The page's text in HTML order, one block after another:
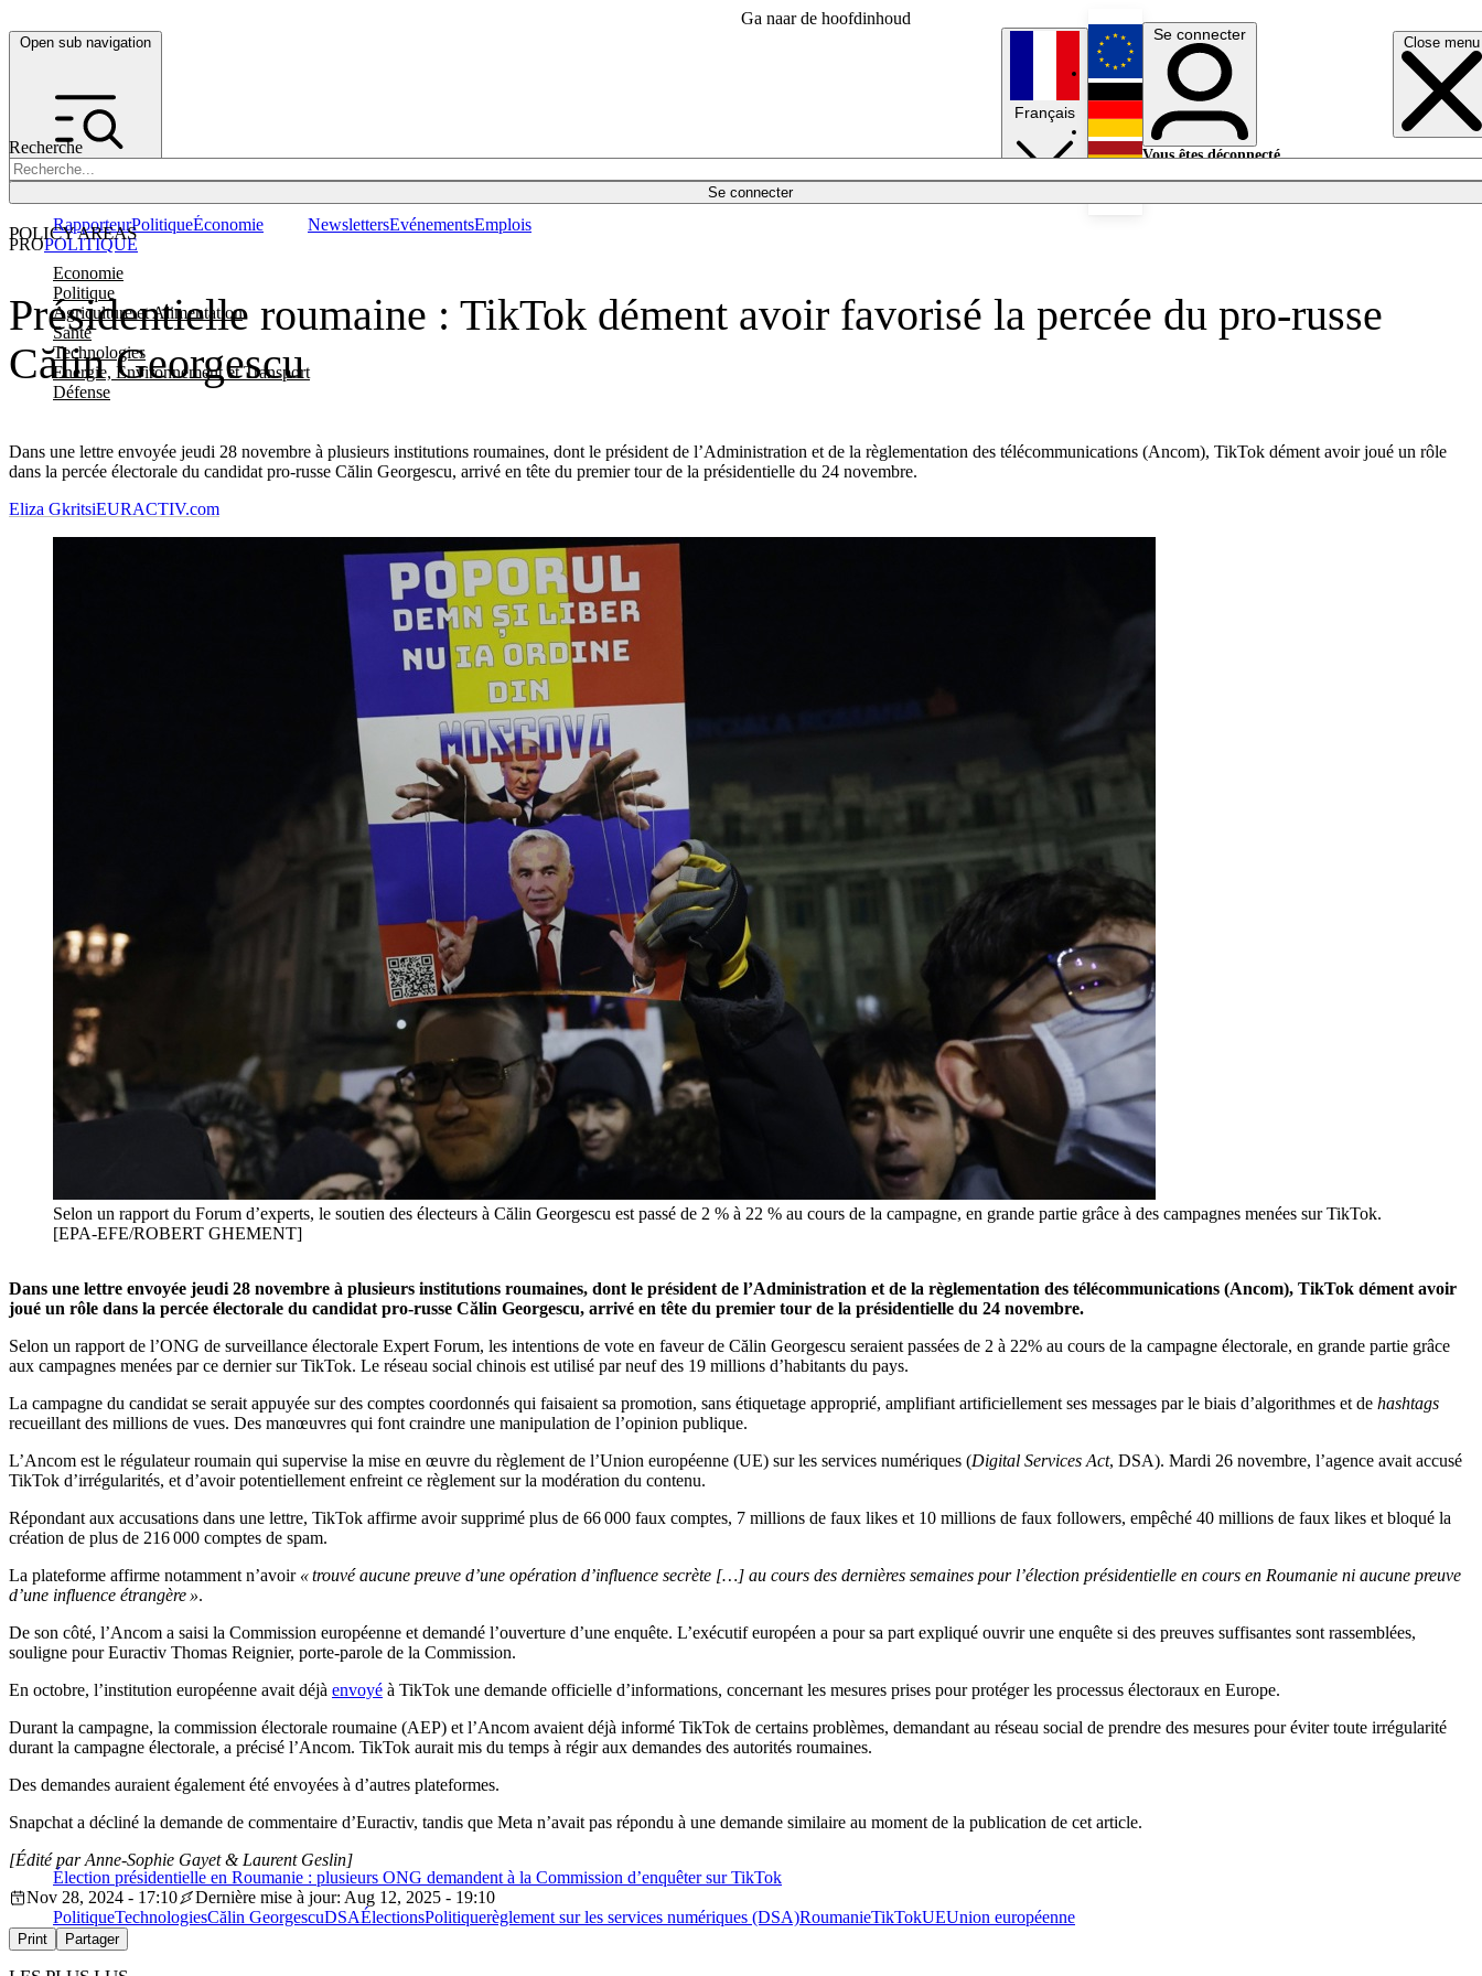
Ga naar de hoofdinhoud
Open sub navigation Close menu
Recherche
Se connecter
POLICY AREAS
Economie
Politique
Agriculture et Alimentation
Santé
Technologies
Energie, Environnement et Transport
Défense
RapporteurPolitiqueÉconomie NewslettersEvénementsEmplois
Français
English
Deutsch
Se connecter
Vous êtes déconnecté.
Présidentielle roumaine : TikTok dément avoir favorisé la percée du pro-russe
Călin Georgescu
Dans une lettre envoyée jeudi 28 novembre à plusieurs institutions roumaines, dont le président de l’Administration et de la règlementation des télécommunications (Ancom), TikTok dément avoir joué un rôle
dans la percée électorale du candidat pro-russe Călin Georgescu, arrivé en tête du premier tour de la présidentielle du 24 novembre.
PROPOLITIQUE
Eliza GkritsiEURACTIV.com
Selon un rapport du Forum d’experts, le soutien des électeurs à Călin Georgescu est passé de 2 % à 22 % au cours de la campagne, en grande partie grâce à des campagnes menées sur TikTok.
[EPA-EFE/ROBERT GHEMENT]
Dans une lettre envoyée jeudi 28 novembre à plusieurs institutions roumaines, dont le président de l’Administration et de la règlementation des télécommunications (Ancom), TikTok dément avoir
joué un rôle dans la percée électorale du candidat pro-russe Călin Georgescu, arrivé en tête du premier tour de la présidentielle du 24 novembre.
Selon un rapport de l’ONG de surveillance électorale Expert Forum, les intentions de vote en faveur de Călin Georgescu seraient passées de 2 à 22% au cours de la campagne électorale, en grande partie grâce
aux campagnes menées par ce dernier sur TikTok. Le réseau social chinois est utilisé par neuf des 19 millions d’habitants du pays.
La campagne du candidat se serait appuyée sur des comptes coordonnés qui faisaient sa promotion, sans étiquetage approprié, amplifiant artificiellement ses messages par le biais d’algorithmes et de hashtags
recueillant des millions de vues. Des manœuvres qui font craindre une manipulation de l’opinion publique.
L’Ancom est le régulateur roumain qui supervise la mise en œuvre du règlement de l’Union européenne (UE) sur les services numériques (Digital Services Act, DSA). Mardi 26 novembre, l’agence avait accusé
TikTok d’irrégularités, et d’avoir potentiellement enfreint ce règlement sur la modération du contenu.
Répondant aux accusations dans une lettre, TikTok affirme avoir supprimé plus de 66 000 faux comptes, 7 millions de faux likes et 10 millions de faux followers, empêché 40 millions de faux likes et bloqué la
création de plus de 216 000 comptes de spam.
La plateforme affirme notamment n’avoir « trouvé aucune preuve d’une opération d’influence secrète […] au cours des dernières semaines pour l’élection présidentielle en cours en Roumanie ni aucune preuve
d’une influence étrangère ».
De son côté, l’Ancom a saisi la Commission européenne et demandé l’ouverture d’une enquête. L’exécutif européen a pour sa part expliqué ouvrir une enquête si des preuves suffisantes sont rassemblées,
souligne pour Euractiv Thomas Reignier, porte-parole de la Commission.
En octobre, l’institution européenne avait déjà envoyé à TikTok une demande officielle d’informations, concernant les mesures prises pour protéger les processus électoraux en Europe.
Durant la campagne, la commission électorale roumaine (AEP) et l’Ancom avaient déjà informé TikTok de certains problèmes, demandant au réseau social de prendre des mesures pour éviter toute irrégularité
durant la campagne électorale, a précisé l’Ancom. TikTok aurait mis du temps à régir aux demandes des autorités roumaines.
Des demandes auraient également été envoyées à d’autres plateformes.
Snapchat a décliné la demande de commentaire d’Euractiv, tandis que Meta n’avait pas répondu à une demande similaire au moment de la publication de cet article.
Élection présidentielle en Roumanie : plusieurs ONG demandent à la Commission d’enquêter sur TikTok
[Édité par Anne-Sophie Gayet & Laurent Geslin]
Nov 28, 2024 - 17:10
Dernière mise à jour: Aug 12, 2025 - 19:10
PolitiqueTechnologiesCălin GeorgescuDSAÉlectionsPolitiquerèglement sur les services numériques (DSA)RoumanieTikTokUEUnion européenne
Print Partager